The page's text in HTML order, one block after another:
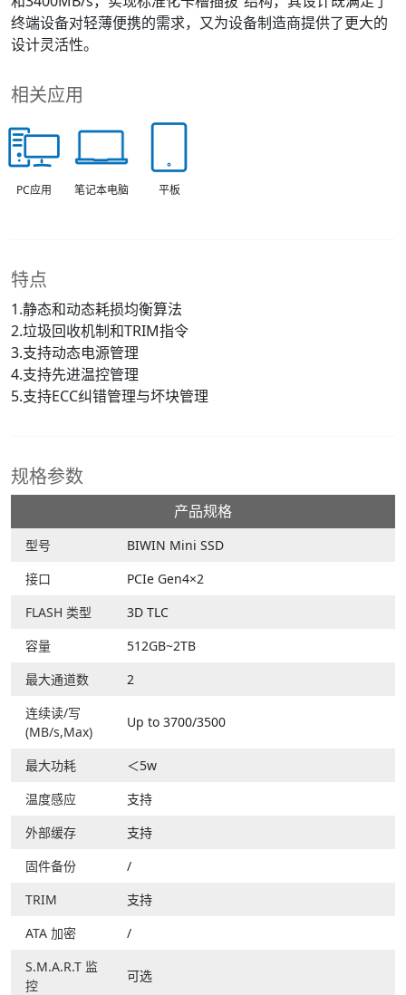
终端设备对轻薄便携的需求，又为设备制造商提供了更大的
设计灵活性。
相关应用
PC应用 笔记本电脑 平板
特点
1.静态和动态耗损均衡算法
2.垃圾回收机制和TRIM指令
3.支持动态电源管理
4.支持先进温控管理
5.支持ECC纠错管理与坏块管理
规格参数
产品规格
型号
BIWIN Mini SSD
接口
PCIe Gen4×2
FLASH 类型
3D TLC
容量
512GB~2TB
最大通道数
2
连续读/写
(MB/s,Max)
Up to 3700/3500
最大功耗
＜5w
温度感应
支持
外部缓存
支持
固件备份
/
TRIM
支持
ATA 加密
/
S.M.A.R.T 监
控
可选